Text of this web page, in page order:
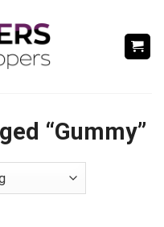
“Gummy”